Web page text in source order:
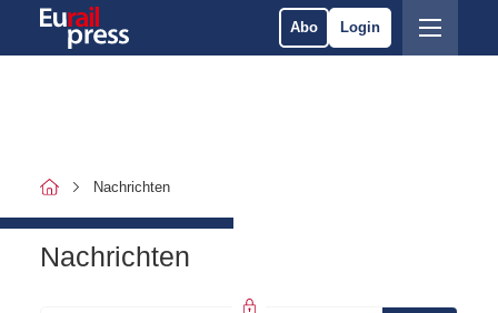
Abo Login
Nachrichten
Nachrichten